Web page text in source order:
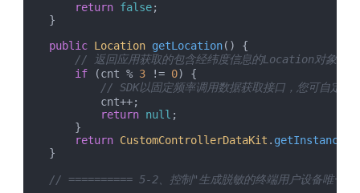
return false;
    }
public Location getLocation( ) {
// 返回应用获取的包含经纬度信息的Location对象
if (cnt % 3 != 0) {
// SDK以固定频率调用数据获取接口，您可自定规
            cnt++;
return null ;
        }
return CustomControllerDataKit . getInstance
    }
// ========== 5-2、控制"生成脱敏的终端用户设备唯一性